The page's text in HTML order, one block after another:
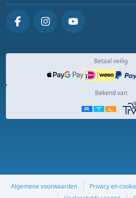
Betaal veilig
Bekend van
Algemene voorwaarden Privacy en